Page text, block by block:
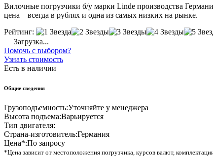
Вилочные погрузчики б/у марки Linde производства
цена – всегда в рублях и одна из самых низких на рынке.
Рейтинг:
Загрузка...
Помочь с выбором?
Узнать стоимость
Есть в наличии
Общие сведения
Грузоподъемность:Уточняйте у менеджера
Высота подъема:Варьируется
Тип двигателя:
Страна-изготовитель:Германия
Цена*:По запросу
*Цена зависит от местоположения погрузчика, курсов валют,